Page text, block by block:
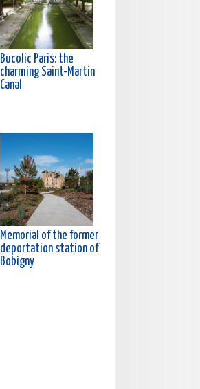
Bucolic Paris: the
charming Saint-Martin
Canal
Memorial of the former
deportation station of
Bobigny